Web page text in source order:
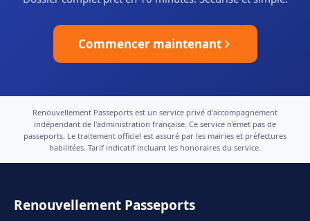
Commencer maintenant
Renouvellement Passeports est un service privé d'accompagnement
indépendant de l'administration française. Ce service n'émet pas de
passeports. Le traitement officiel est assuré par les mairies et préfectures
habilitées. Tarif indicatif incluant les honoraires du service.
Renouvellement Passeports